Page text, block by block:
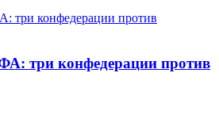
три конфедерации против